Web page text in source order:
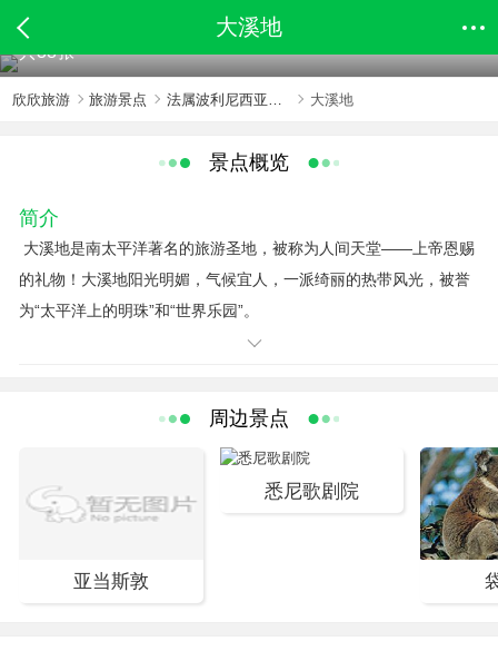
大溪地
共38张
欣欣旅游 旅游景点 大溪地
景点概览
简介
大溪地是南太平洋著名的旅游圣地，被称为人间天堂——上帝恩赐
的礼物！大溪地阳光明媚，气候宜人，一派绮丽的热带风光，被誉
为“太平洋上的明珠”和“世界乐园”。
岛上山清水秀，绿草如茵，到处是成林的棕榈树、椰子树、芒
岛上拔地而起，高耸入云，飞瀑从峭壁上泻下，直落入碧潭之中，
溅起珠辉玉丽。几条小溪从山上蜿蜒流下，分成几路注入太平洋。
人们称大溪地是“最接近天堂的地方”，沿岸一排排屋顶镀锡的
茅草房点缀在绿荫之中，在阳光的照射下熠熠闪光，别有风味。岛
上多海滨浴场，海滩优良，适于游泳、泛舟和休息，好像是热带人
间仙境。在这里游客还可以乘坐玻璃底的游艇，观赏海底的珊瑚礁
和珍奇鱼群。
周边景点
亚当斯敦
悉尼歌剧院